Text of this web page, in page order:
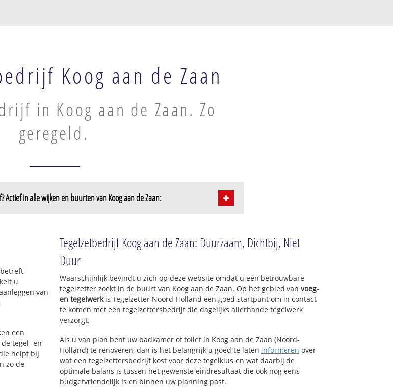
Koog aan de Zaan
in Koog aan de Zaan. Zo
geregeld.
Actief in alle wijken en buurten van Koog aan de Zaan:
u
van
een
tegel- en
helpt bij
zo de
Tegelzetbedrijf Koog aan de Zaan: Duurzaam, Dichtbij, Niet
Duur
Waarschijnlijk bevindt u zich op deze website omdat u een betrouwbare
tegelzetter zoekt in de buurt van Koog aan de Zaan. Op het gebied van voeg-
en tegelwerkis Tegelzetter Noord-Holland een goed startpunt om in contact
te komen met een tegelzettersbedrijf die dagelijks allerhande tegelwerk
verzorgt.
Als u van plan bent uw badkamer of toilet in Koog aan de Zaan (Noord-
Holland) te renoveren, dan is het belangrijk u goed te laten informeren over
wat een tegelzettersbedrijf kost voor deze tegelklus en wat daarbij de
optimale balans is tussen het gewenste eindresultaat die ook nog eens
budgetvriendelijk is en binnen uw planning past.